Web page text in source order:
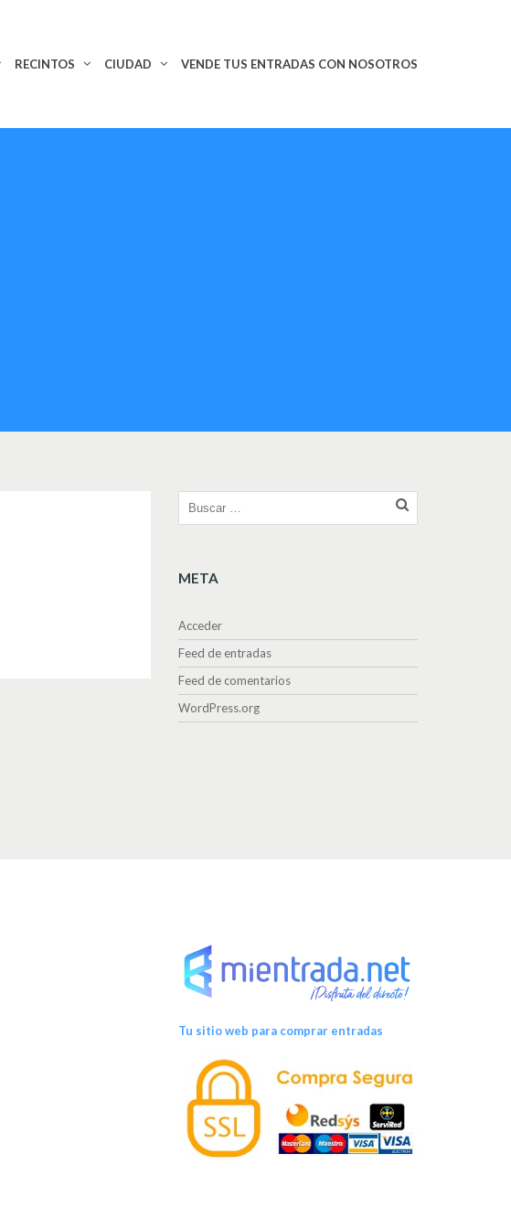
RECINTOS CIUDAD VENDE TUS ENTRADAS CON NOSOTROS
META
Acceder
Feed de entradas
Feed de comentarios
WordPress.org
Tu sitio web para comprar entradas